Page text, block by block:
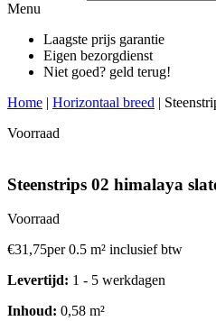
Menu
Laagste prijs garantie
Eigen bezorgdienst
Niet goed? geld terug!
Home | Horizontaal breed |
Voorraad
Steenstrips 02 himalaya
Voorraad
€31,75per 0.5 m² inclusief btw
Levertijd: 1 - 5 werkdagen
Inhoud: 0,58 m²